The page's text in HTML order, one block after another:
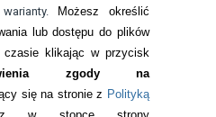
Możesz określić
lub dostępu do plików
klikając w przycisk
zgody na
się na stronie z Polityką